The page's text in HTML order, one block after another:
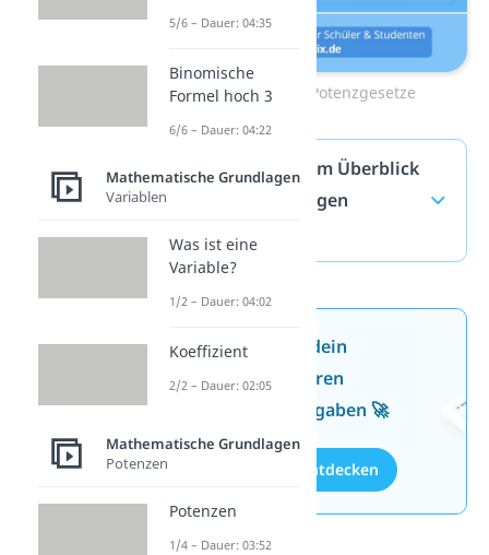
Übersicht der Potenzgesetze
Potenzgesetze im Überblick
— häufigste Fragen
Jetzt neu: Teste dein
Wissen mit unseren
kostenlosen Aufgaben 🚀
Aufgaben entdecken
5/6 – Dauer: 04:35
Binomische
Formel hoch 3
6/6 – Dauer: 04:22
Mathematische Grundlagen
Variablen
Was ist eine
Variable?
1/2 – Dauer: 04:02
Koeffizient
2/2 – Dauer: 02:05
Mathematische Grundlagen
Potenzen
Potenzen
1/4 – Dauer: 03:52